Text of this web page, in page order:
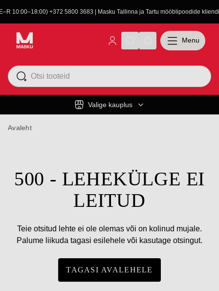
10:00–18:00) +372 5800 3683 | Masku Tallinna ja Tartu mööblipoodide
Valige kauplus
Menu
Avaleht
500 - LEHEKÜLGE EI
LEITUD
Teie otsitud lehte ei ole olemas või on kolinud mujale.
Palume liikuda tagasi esilehele või kasutage otsingut.
TAGASI AVALEHELE